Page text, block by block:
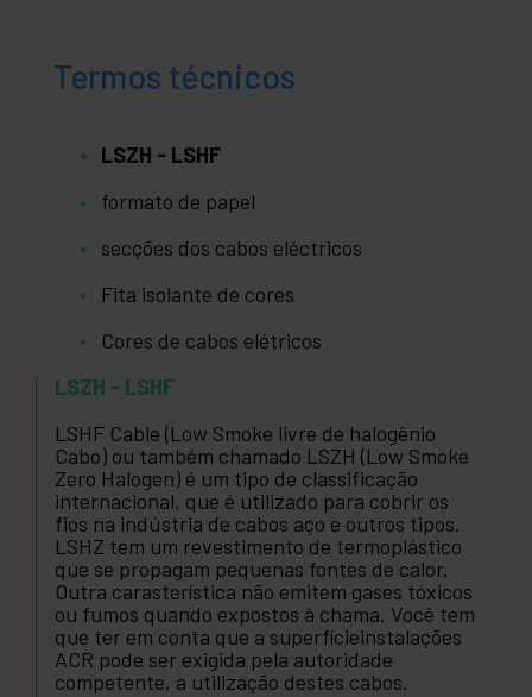
Termos técnicos
LSZH - LSHF
formato de papel
secções dos cabos eléctricos
Fita isolante de cores
Cores de cabos elétricos
LSZH - LSHF
LSHF Cable (Low Smoke livre de halogênio
Cabo) ou também chamado LSZH (Low Smoke
Zero Halogen) é um tipo de classificação
internacional, que é utilizado para cobrir os
fios na indústria de cabos aço e outros tipos.
LSHZ tem um revestimento de termoplástico
que se propagam pequenas fontes de calor.
Outra carasterística não emitem gases tóxicos
ou fumos quando expostos à chama. Você tem
que ter em conta que a superfícieinstalações
ACR pode ser exigida pela autoridade
competente, a utilização destes cabos.